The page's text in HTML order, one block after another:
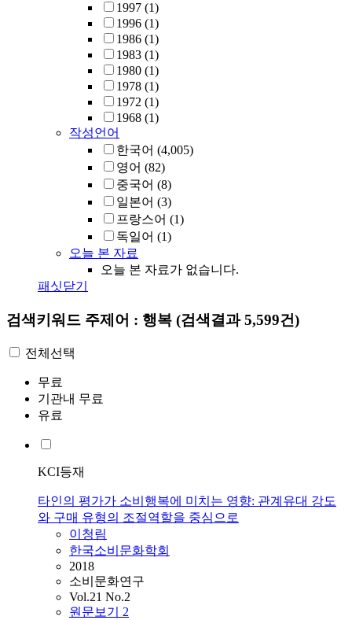
1997 (1)
1996 (1)
1986 (1)
1983 (1)
1980 (1)
1978 (1)
1972 (1)
1968 (1)
작성언어
한국어 (4,005)
영어 (82)
중국어 (8)
일본어 (3)
프랑스어 (1)
독일어 (1)
오늘 본 자료
오늘 본 자료가 없습니다.
패싯닫기
검색키워드 주제어 : 행복 (검색결과 5,599건)
전체선택
무료
기관내 무료
유료
KCI등재
타인의 평가가 소비행복에 미치는 영향: 관계유대 강도
와 구매 유형의 조절역할을 중심으로
이청림
한국소비문화학회
2018
소비문화연구
Vol.21 No.2
원문보기 2